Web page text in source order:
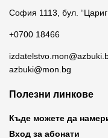
София 1113, бул.
+0700 18466
azbuki@mon.bg
Полезни линкове
Къде можете да
Вход за абонати